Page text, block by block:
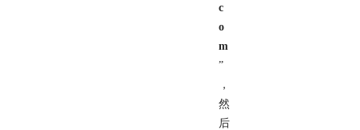
c
o
m
”
，
然
后